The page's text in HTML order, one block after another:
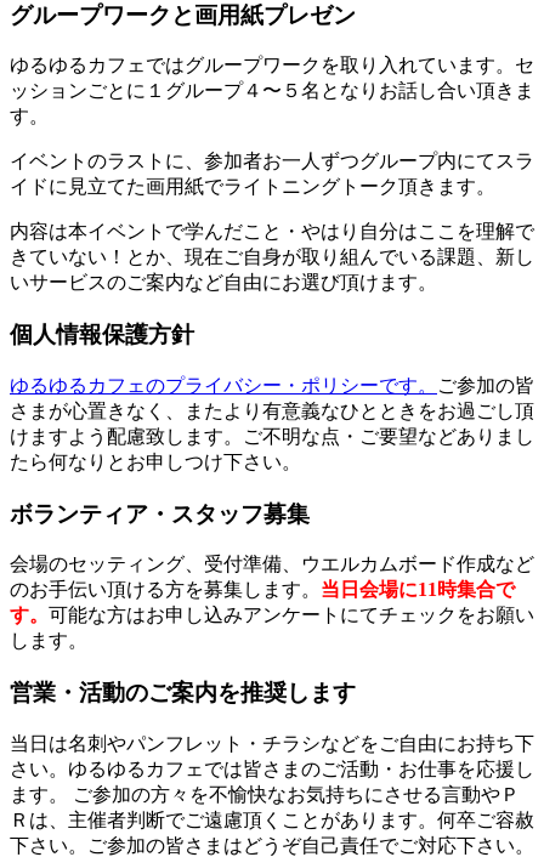
グループワークと画用紙プレゼン
ゆるゆるカフェではグループワークを取り入れています。セ
ッションごとに１グループ４〜５名となりお話し合い頂きま
す。
イベントのラストに、参加者お一人ずつグループ内にてスラ
イドに見立てた画用紙でライトニングトーク頂きます。
内容は本イベントで学んだこと・やはり自分はここを理解で
きていない！とか、現在ご自身が取り組んでいる課題、新し
いサービスのご案内など自由にお選び頂けます。
個人情報保護方針
ゆるゆるカフェのプライバシー・ポリシーです。
ご参加の皆
さまが心置きなく、またより有意義なひとときをお過ごし頂
けますよう配慮致します。ご不明な点・ご要望などありまし
たら何なりとお申しつけ下さい。
ボランティア・スタッフ募集
会場のセッティング、受付準備、ウエルカムボード作成など
のお手伝い頂ける方を募集します。 当日会場に11時集合で
す。 可能な方はお申し込みアンケートにてチェックをお願い
します。
営業・活動のご案内を推奨します
当日は名刺やパンフレット・チラシなどをご自由にお持ち下
さい。ゆるゆるカフェでは皆さまのご活動・お仕事を応援し
ます。 ご参加の方々を不愉快なお気持ちにさせる言動やＰ
Ｒは、主催者判断でご遠慮頂くことがあります。何卒ご容赦
下さい。ご参加の皆さまはどうぞ自己責任でご対応下さい。